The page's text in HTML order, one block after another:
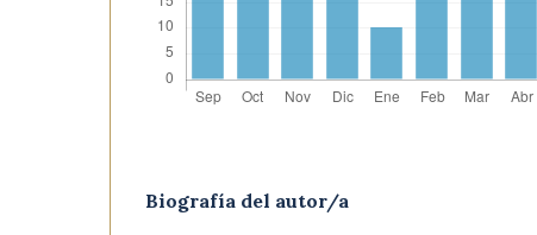
Biografía del autor/a